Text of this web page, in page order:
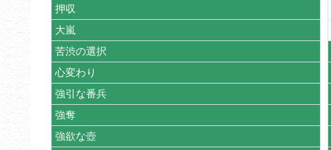
押収
大嵐
苦渋の選択
心変わり
強引な番兵
強奪
強欲な壺